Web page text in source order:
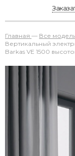
Главная — Все
Вертикальный
Barkas VE 1500